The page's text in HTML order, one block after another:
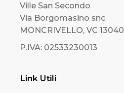
Ville San Secondo
Via Borgomasino snc
MONCRIVELLO, VC 13040
P.IVA: 02533230013
Link Utili